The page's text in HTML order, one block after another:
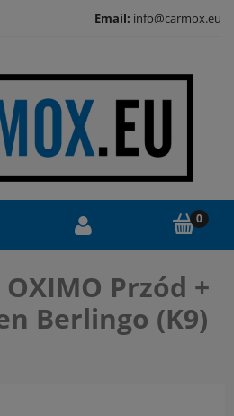
Email: info@carmox.eu
Przód +
Berlingo (K9)